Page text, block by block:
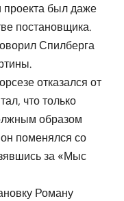
проекта был даже
постановщика.
Спилберга
отказался от
что только
образом
поменялся со
за «Мыс
Роману